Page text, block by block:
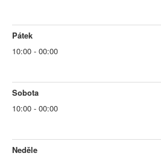
Pátek
10:00 - 00:00
Sobota
10:00 - 00:00
Neděle